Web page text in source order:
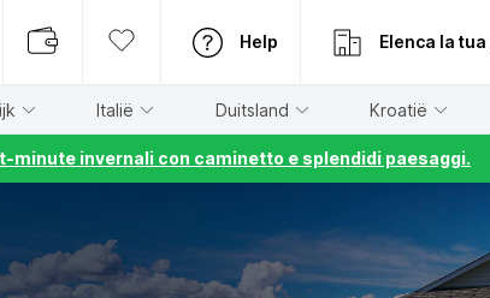
Help Elenca la
Italië Duitsland Kroatië
minute invernali con caminetto e splendidi paesaggi.